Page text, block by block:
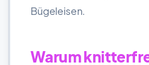
Bügeleisen.
Warum